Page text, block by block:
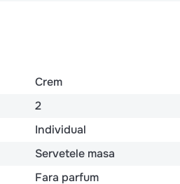
Crem
2
Individual
Servetele masa
Fara parfum